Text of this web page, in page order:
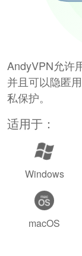
AndyVPN允许
并且可以隐匿
私保护。
适用于：
Windows
macOS